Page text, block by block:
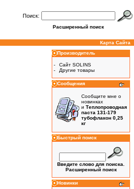
Поиск:
Расширенный поиск
Карта Сайта
Производитель
-
Сайт SOLINS
-
Другие товары
Сообщения
Сообщите мне о
новинках
и Теплопроводная
паста 131-179
тубофлакон 0,25
кг
Быстрый поиск
Введите слово для поиска.
Расширенный поиск
Новинки